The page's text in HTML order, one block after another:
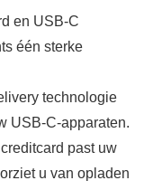
en USB-C
één sterke
technologie
USB-C-apparaten.
past uw
u van opladen